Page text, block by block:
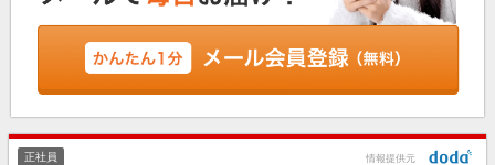
正社員 情報提供元